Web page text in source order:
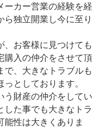
ーカー営業の経験を経
ら独立開業し今に至り
、お客様に見つけても
購入の仲介をさせて頂
で、大きなトラブルも
としております。
う財産の仲介をしてい
した事でも大きなトラ
能性は大きくありま